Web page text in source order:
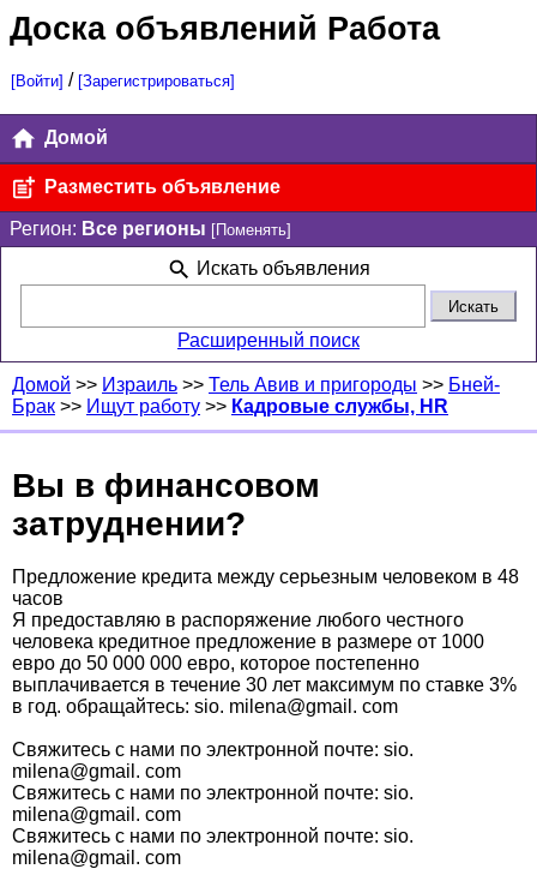
Доска объявлений Работа
[Войти] / [Зарегистрироваться]
Домой
Разместить объявление
Регион: Все регионы [Поменять]
Искать объявления
Расширенный поиск
Домой >> Израиль >> Тель Авив и пригороды >> Бней-
Брак >> Ищут работу >> Кадровые службы, HR
Вы в финансовом
затруднении?
Предложение кредита между серьезным человеком в 48
часов
Я предоставляю в распоряжение любого честного
человека кредитное предложение в размере от 1000
евро до 50 000 000 евро, которое постепенно
выплачивается в течение 30 лет максимум по ставке 3%
в год. обращайтесь: sio. milena@gmail. com
Свяжитесь с нами по электронной почте: sio.
milena@gmail. com
Свяжитесь с нами по электронной почте: sio.
milena@gmail. com
Свяжитесь с нами по электронной почте: sio.
milena@gmail. com